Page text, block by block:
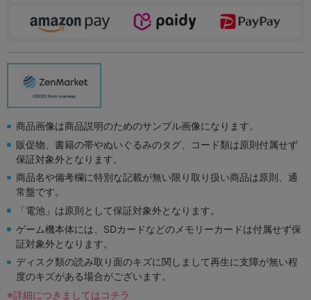
商品画像は商品説明のためのサンプル画像になります。
販促物、書籍の帯やぬいぐるみのタグ、コード類は原則付属せず
保証対象外となります。
商品名や備考欄に特別な記載が無い限り取り扱い商品は原則、通
常盤です。
「電池」は原則として保証対象外となります。
ゲーム機本体には、SDカードなどのメモリーカードは付属せず保
証対象外となります。
ディスク類の読み取り面のキズに関しまして再生に支障が無い程
度のキズがある場合がございます。
※詳細につきましてはコチラ